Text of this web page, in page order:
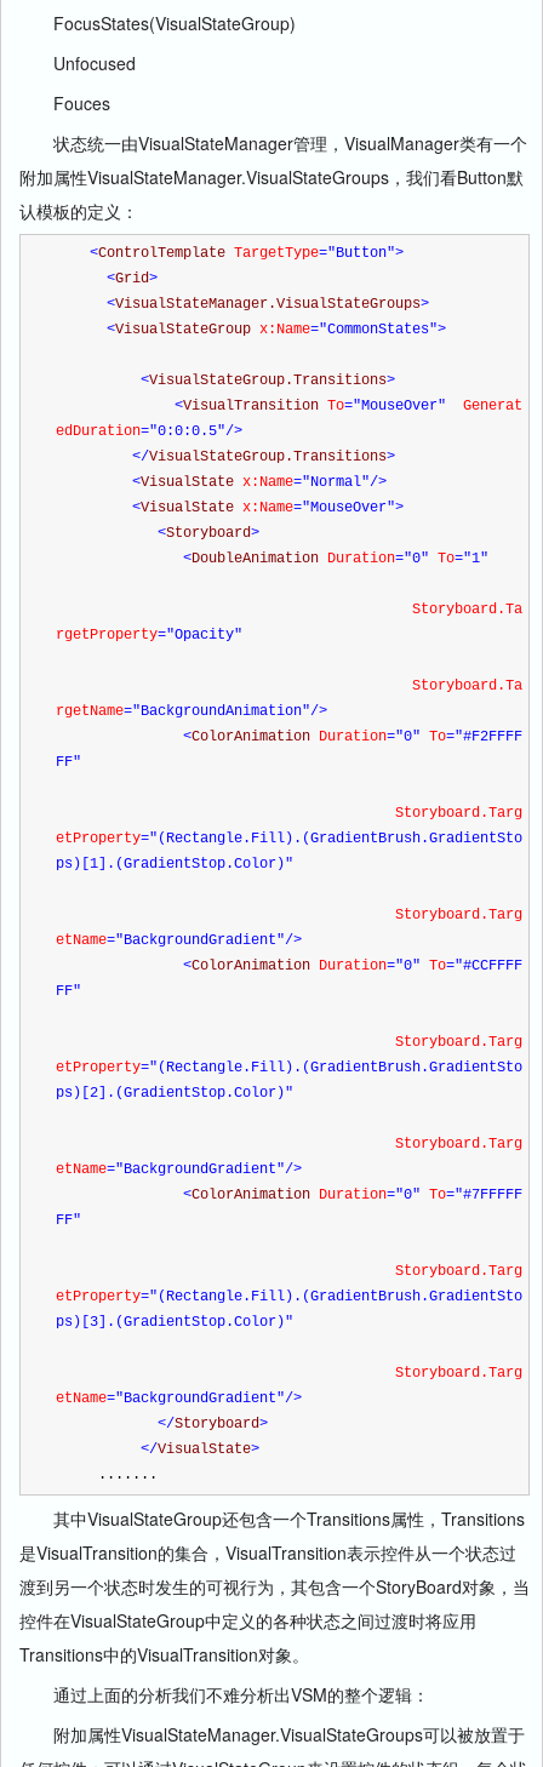
FocusStates(VisualStateGroup)
Unfocused
Fouces
状态统一由VisualStateManager管理，VisualManager类有一个
附加属性VisualStateManager.VisualStateGroups，我们看Button默
认模板的定义：
<ControlTemplate TargetType="Button">
<Grid>
<VisualStateManager.VisualStateGroups>
<VisualStateGroup x:Name="CommonStates">
<VisualStateGroup.Transitions>
<VisualTransition To="MouseOver"
  Generat
edDuration="0:0:0.5"/>
</VisualStateGroup.Transitions>
<VisualState x:Name="Normal"/>
<VisualState x:Name="MouseOver">
<Storyboard>
<DoubleAnimation Duration="0" To="1"
rgetProperty="Opacity"
rgetName="BackgroundAnimation"/>
<ColorAnimation Duration="0" To="#F2FFFF
FF"
etProperty="(Rectangle.Fill).(GradientBrush.GradientSto
ps)[1].(GradientStop.Color)"
etName="BackgroundGradient"/>
<ColorAnimation Duration="0" To="#CCFFFF
FF"
etProperty="(Rectangle.Fill).(GradientBrush.GradientSto
ps)[2].(GradientStop.Color)"
etName="BackgroundGradient"/>
<ColorAnimation Duration="0" To="#7FFFFF
FF"
etProperty="(Rectangle.Fill).(GradientBrush.GradientSto
ps)[3].(GradientStop.Color)"
etName="BackgroundGradient"/>
</Storyboard>
</VisualState>
     .......
其中VisualStateGroup还包含一个Transitions属性，Transitions
是VisualTransition的集合，VisualTransition表示控件从一个状态过
渡到另一个状态时发生的可视行为，其包含一个StoryBoard对象，当
控件在VisualStateGroup中定义的各种状态之间过渡时将应用
Transitions中的VisualTransition对象。
通过上面的分析我们不难分析出VSM的整个逻辑：
附加属性VisualStateManager.VisualStateGroups可以被放置于